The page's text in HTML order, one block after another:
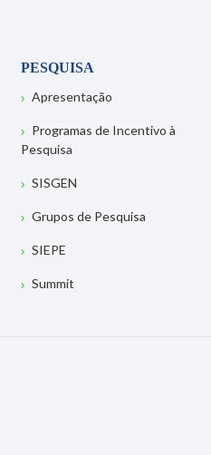
PESQUISA
Apresentação
Programas de Incentivo à
Pesquisa
SISGEN
Grupos de Pesquisa
SIEPE
Summit